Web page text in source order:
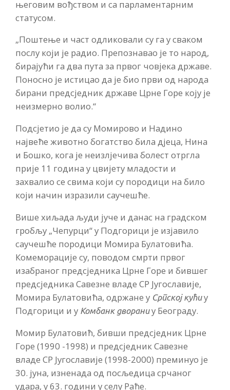
његовим вођством и са парламентарним
статусом.
„Поштење и част одликовали су га у сваком
послу који је радио. Препознавао је то народ,
бирајући га два пута за првог човјека државе.
Поносно је истицао да је био први од народа
бирани предсједник државе Црне Горе коју је
неизмерно волио.“
Подсјетио је да су Момирово и Надино
највеће животно богатство била дјеца, Нина
и Бошко, кога је неизлјечива болест отргла
прије 11 година у цвијету младости и
захвалио се свима који су породици на било
који начин изразили саучешће.
Више хиљада људи јуче и данас на градском
гробљу „Чепурци“ у Подгорици је изјавило
саучешће породици Момира Булатовића.
Комеморације су, поводом смрти првог
изабраног предсједника Црне Горе и бившег
предсједника Савезне владе СР Југославије,
Момира Булатовића, одржане у Српској кућиу
Подгорици и у Комбанк двораниу Београду.
Момир Булатовић, бивши предсједник Црне
Горе (1990 -1998) и предсједник Савезне
владе СР Југославије (1998-2000) преминуо је
30. јуна, изненада од посљедица срчаног
удара, у 63. години у селу Раће.